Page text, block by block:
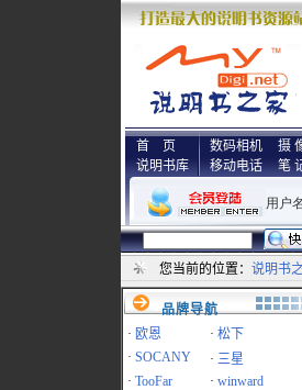
首 页
说明书库
数码相机 摄
移动电话
笔
您当前的位置： 说明书
品牌导航
· 欧恩 · 松下
· SOCANY · 三星
· TooFar · winward